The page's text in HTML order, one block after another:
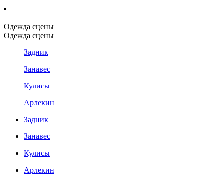
Одежда сцены
Одежда сцены
Задник
Занавес
Кулисы
Арлекин
Задник
Занавес
Кулисы
Арлекин